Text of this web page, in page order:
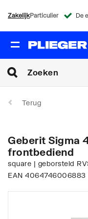
ZakelijkParticulier
Terug
Geberit Sigma
frontbediend
square | geborsteld
EAN 4064746006883